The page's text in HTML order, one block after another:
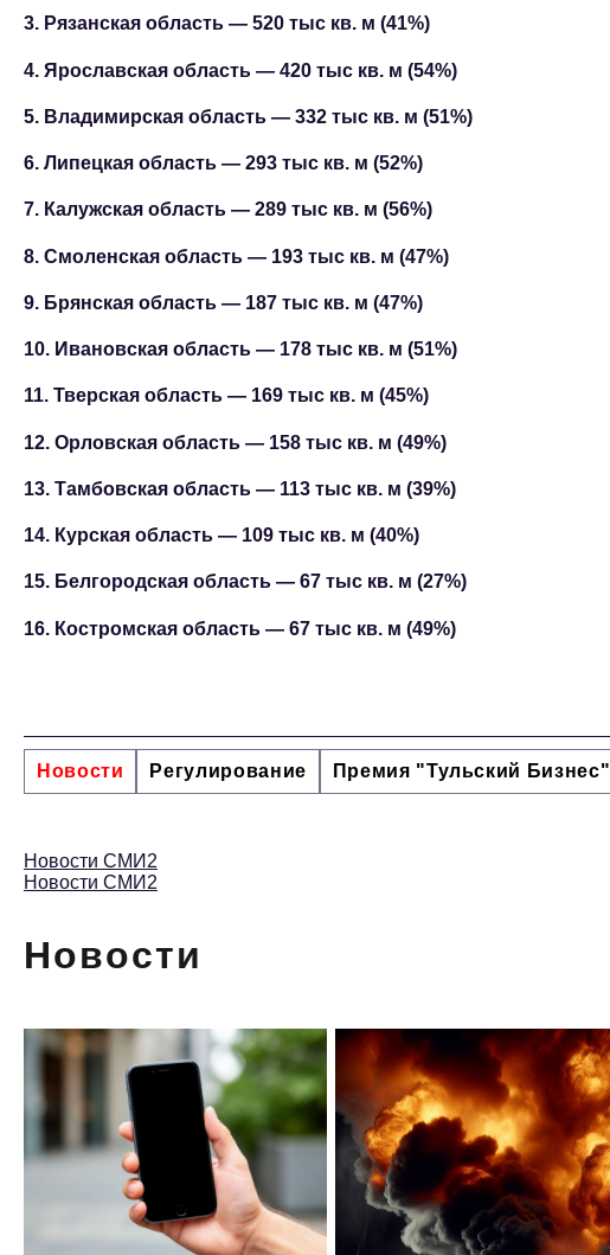
3. Рязанская область — 520 тыс кв. м (41%)
4. Ярославская область — 420 тыс кв. м (54%)
5. Владимирская область — 332 тыс кв. м (51%)
6. Липецкая область — 293 тыс кв. м (52%)
7. Калужская область — 289 тыс кв. м (56%)
8. Смоленская область — 193 тыс кв. м (47%)
9. Брянская область — 187 тыс кв. м (47%)
10. Ивановская область — 178 тыс кв. м (51%)
11. Тверская область — 169 тыс кв. м (45%)
12. Орловская область — 158 тыс кв. м (49%)
13. Тамбовская область — 113 тыс кв. м (39%)
14. Курская область — 109 тыс кв. м (40%)
15. Белгородская область — 67 тыс кв. м (27%)
16. Костромская область — 67 тыс кв. м (49%)
Новости Регулирование Премия "Тульский Бизнес"
Новости СМИ2
Новости СМИ2
Новости